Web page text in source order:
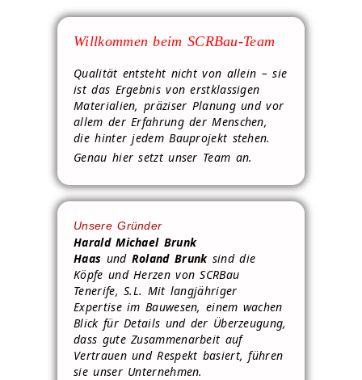
Willkommen beim SCRBau-Team
Qualität entsteht nicht von allein – sie
ist das Ergebnis von erstklassigen
Materialien, präziser Planung und vor
allem der Erfahrung der Menschen,
die hinter jedem Bauprojekt stehen.
Genau hier setzt unser Team an.
Unsere Gründer
Harald Michael Brunk
Haas und Roland Brunksind die
Köpfe und Herzen von SCRBau
Tenerife, S.L. Mit langjähriger
Expertise im Bauwesen, einem wachen
Blick für Details und der Überzeugung,
dass gute Zusammenarbeit auf
Vertrauen und Respekt basiert, führen
sie unser Unternehmen.